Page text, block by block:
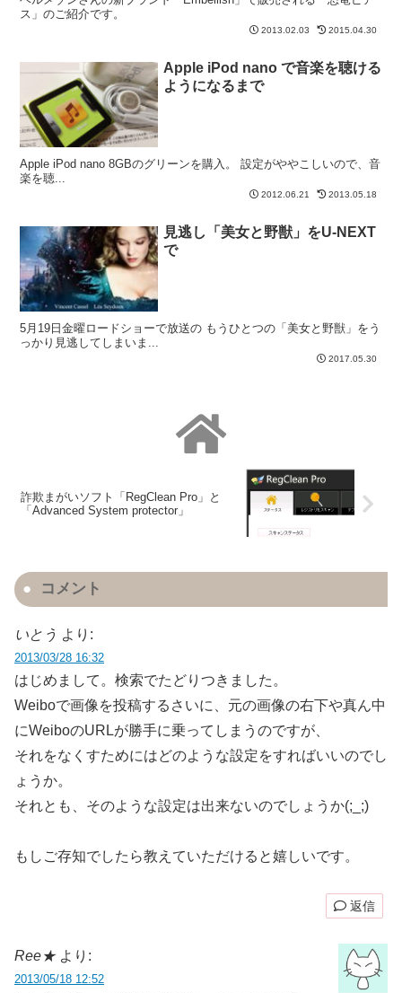
ス」のご紹介です。
2013.02.03 2015.04.30
Apple iPod nano で音楽を聴ける
ようになるまで
Apple iPod nano 8GBのグリーンを購入。 設定がややこしいので、音
楽を聴...
2012.06.21 2013.05.18
見逃し「美女と野獣」をU-NEXT
で
5月19日金曜ロードショーで放送の もうひとつの「美女と野獣」をう
っかり見逃してしまいま...
2017.05.30
詐欺まがいソフト「RegClean Pro」と
「Advanced System protector」
コメント
いとう より:
2013/03/28 16:32
はじめまして。検索でたどりつきました。
Weiboで画像を投稿するさいに、元の画像の右下や真ん中
にWeiboのURLが勝手に乗ってしまうのですが、
それをなくすためにはどのような設定をすればいいのでし
ょうか。
それとも、そのような設定は出来ないのでしょうか(;_;)
もしご存知でしたら教えていただけると嬉しいです。
返信
Ree★ より:
2013/05/18 12:52